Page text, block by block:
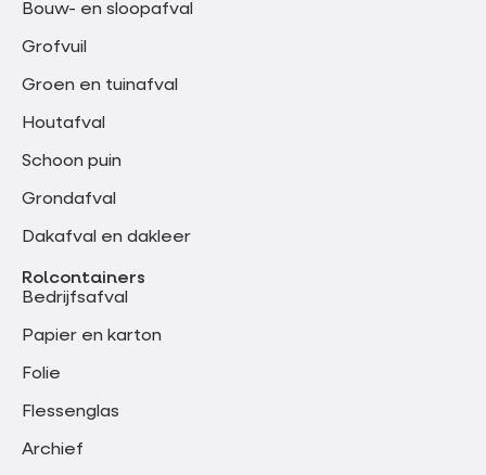
Bouw- en sloopafval
Grofvuil
Groen en tuinafval
Houtafval
Schoon puin
Grondafval
Dakafval en dakleer
Rolcontainers
Bedrijfsafval
Papier en karton
Folie
Flessenglas
Archief